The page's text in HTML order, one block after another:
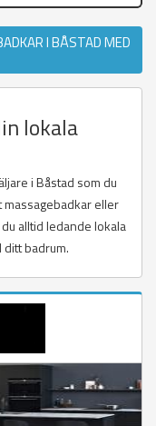
I BÅSTAD MED
lokala
i Båstad som du
massagebadkar eller
alltid ledande lokala
badrum.